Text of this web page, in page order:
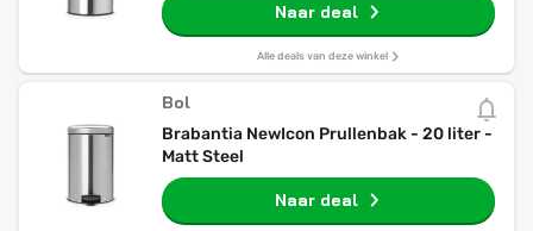
Naar deal
Alle deals van deze winkel
Bol
Brabantia NewIcon Prullenbak - 20 liter -
Matt Steel
Naar deal